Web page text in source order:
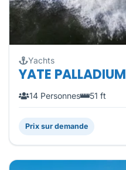
Yachts
YATE PALLADIUM
14 Personnes 51 ft
Prix sur demande